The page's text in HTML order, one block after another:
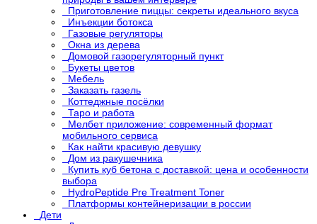
Приготовление пиццы: секреты идеального вкуса
Инъекции ботокса
Газовые регуляторы
Окна из дерева
Домовой газорегуляторный пункт
Букеты цветов
Мебель
Заказать газель
Коттеджные посёлки
Таро и работа
Мелбет приложение: современный формат
мобильного сервиса
Как найти красивую девушку
Дом из ракушечника
Купить куб бетона с доставкой: цена и особенности
выбора
HydroPeptide Pre Treatment Toner
Платформы контейнеризации в россии
Дети